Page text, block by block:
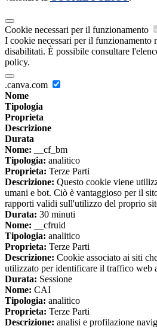
Cookie necessari per il funzionamento
I cookie necessari per il funzionamento
disabilitati. È possibile consultare
policy.
.canva.com
Nome
Tipologia
Proprieta
Descrizione
Durata
Nome: __cf_bm
Tipologia: analitico
Proprieta: Terze Parti
Descrizione: Questo cookie viene
umani e bot. Ciò è vantaggioso per il
rapporti validi sull'utilizzo del proprio
Durata: 30 minuti
Nome: __cfruid
Tipologia: analitico
Proprieta: Terze Parti
Descrizione: Cookie associato ai siti
utilizzato per identificare il traffico web
Durata: Sessione
Nome: CAI
Tipologia: analitico
Proprieta: Terze Parti
Descrizione: analisi e profilazione